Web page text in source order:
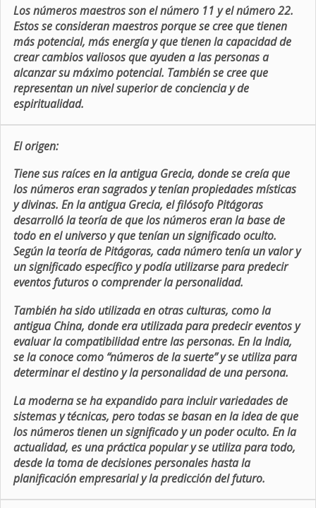
Los números maestros son el número 11 y el número 22.
Estos se consideran maestros porque se cree que tienen
más potencial, más energía y que tienen la capacidad de
crear cambios valiosos que ayuden a las personas a
alcanzar su máximo potencial. También se cree que
representan un nivel superior de conciencia y de
espiritualidad.
El origen:
Tiene sus raíces en la antigua Grecia, donde se creía que
los números eran sagrados y tenían propiedades místicas
y divinas. En la antigua Grecia, el filósofo Pitágoras
desarrolló la teoría de que los números eran la base de
todo en el universo y que tenían un significado oculto.
Según la teoría de Pitágoras, cada número tenía un valor y
un significado específico y podía utilizarse para predecir
eventos futuros o comprender la personalidad.
También ha sido utilizada en otras culturas, como la
antigua China, donde era utilizada para predecir eventos y
evaluar la compatibilidad entre las personas. En la India,
se la conoce como “números de la suerte” y se utiliza para
determinar el destino y la personalidad de una persona.
La moderna se ha expandido para incluir variedades de
sistemas y técnicas, pero todas se basan en la idea de que
los números tienen un significado y un poder oculto. En la
actualidad, es una práctica popular y se utiliza para todo,
desde la toma de decisiones personales hasta la
planificación empresarial y la predicción del futuro.